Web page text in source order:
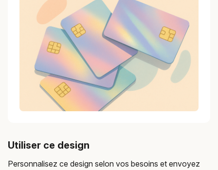
Utiliser ce design
Personnalisez ce design selon vos besoins et envoyez